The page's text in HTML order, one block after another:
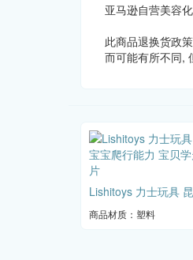
亚马逊自营美容
此商品退换货政
而可能有所不同,
Lishitoys 力士玩具
商品材质：塑料